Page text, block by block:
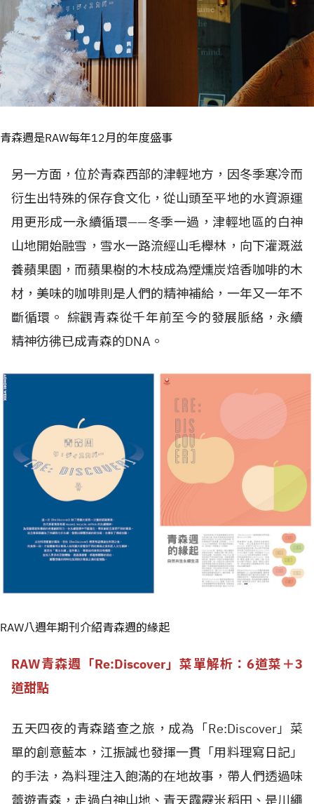
青森週是RAW每年12月的年度盛事
另一方面，位於青森西部的津輕地方，因冬季寒冷而
衍生出特殊的保存食文化，從山頭至平地的水資源運
用更形成一永續循環——冬季一過，津輕地區的白神
山地開始融雪，雪水一路流經山毛櫸林，向下灌溉滋
養蘋果園，而蘋果樹的木枝成為煙燻炭焙香咖啡的木
材，美味的咖啡則是人們的精神補給，一年又一年不
斷循環。 綜觀青森從千年前至今的發展脈絡，永續
精神彷彿已成青森的DNA。
RAW八週年期刊介紹青森週的緣起
RAW青森週「Re:Discover」菜單解析：6道菜＋3
道甜點
五天四夜的青森踏查之旅，成為「Re:Discover」菜
單的創意藍本，江振誠也發揮一貫「用料理寫日記」
的手法，為料理注入飽滿的在地故事，帶人們透過味
蕾遊青森，走過白神山地、青天霹靂米稻田、是川繩